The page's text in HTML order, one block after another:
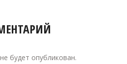
будет опубликован.